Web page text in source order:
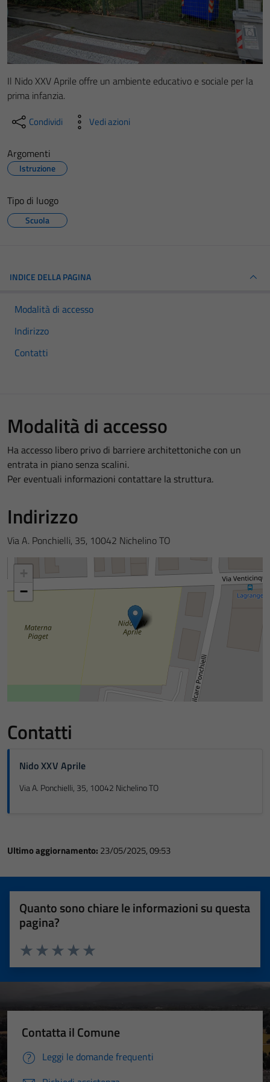
Il Nido XXV Aprile offre un ambiente educativo e sociale per la
prima infanzia.
Condividi Vedi azioni
Argomenti
Istruzione
Tipo di luogo
Scuola
INDICE DELLA PAGINA
Modalità di accesso
Indirizzo
Contatti
Modalità di accesso
Ha accesso libero privo di barriere architettoniche con un
entrata in piano senza scalini.
Per eventuali informazioni contattare la struttura.
Indirizzo
Via A. Ponchielli, 35, 10042 Nichelino TO
−
Contatti
Nido XXV Aprile
Via A. Ponchielli, 35, 10042 Nichelino TO
Ultimo aggiornamento: 23/05/2025, 09:53
Quanto sono chiare le informazioni su questa
pagina?
Valuta 5 stelle su 5
Valuta 4 stelle su 5
Valuta 3 stelle su 5
Valuta 2 stelle su 5
Valuta 1 stelle su 5
Contatta il Comune
Leggi le domande frequenti